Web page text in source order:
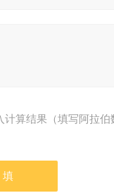
计算结果（填写阿拉